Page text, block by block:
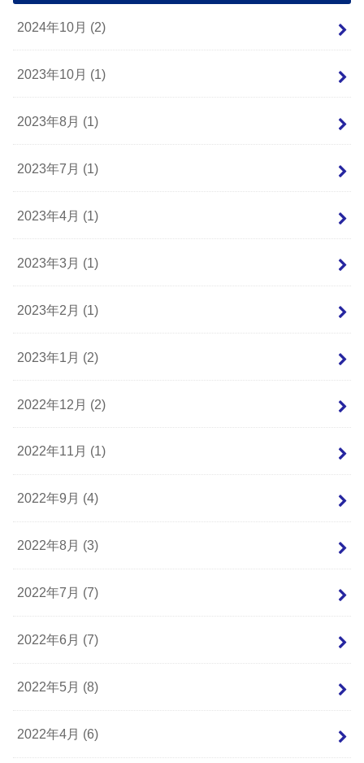
2024年10月 (2)
2023年10月 (1)
2023年8月 (1)
2023年7月 (1)
2023年4月 (1)
2023年3月 (1)
2023年2月 (1)
2023年1月 (2)
2022年12月 (2)
2022年11月 (1)
2022年9月 (4)
2022年8月 (3)
2022年7月 (7)
2022年6月 (7)
2022年5月 (8)
2022年4月 (6)